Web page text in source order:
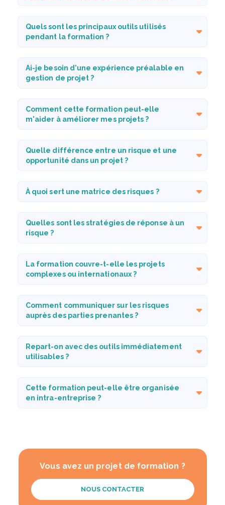
Quels sont les principaux outils utilisés
pendant la formation ?
Ai-je besoin d'une expérience préalable en
gestion de projet ?
Comment cette formation peut-elle
m'aider à améliorer mes projets ?
Quelle différence entre un risque et une
opportunité dans un projet ?
À quoi sert une matrice des risques ?
Quelles sont les stratégies de réponse à un
risque ?
La formation couvre-t-elle les projets
complexes ou internationaux ?
Comment communiquer sur les risques
auprès des parties prenantes ?
Repart-on avec des outils immédiatement
utilisables ?
Cette formation peut-elle être organisée
en intra-entreprise ?
Vous avez un projet de formation ?
NOUS CONTACTER